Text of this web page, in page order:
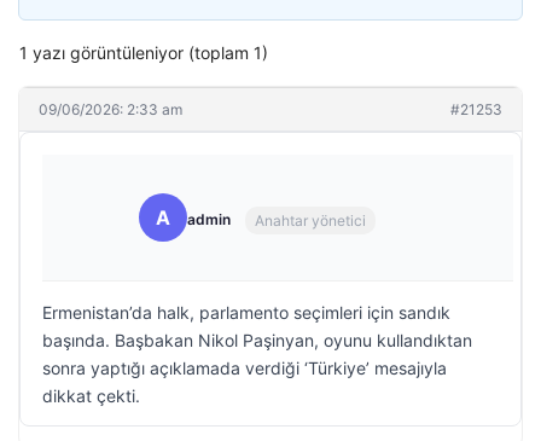
1 yazı görüntüleniyor (toplam 1)
09/06/2026: 2:33 am #21253
A admin Anahtar yönetici
Ermenistan’da halk, parlamento seçimleri için sandık
başında. Başbakan Nikol Paşinyan, oyunu kullandıktan
sonra yaptığı açıklamada verdiği ‘Türkiye’ mesajıyla
dikkat çekti.